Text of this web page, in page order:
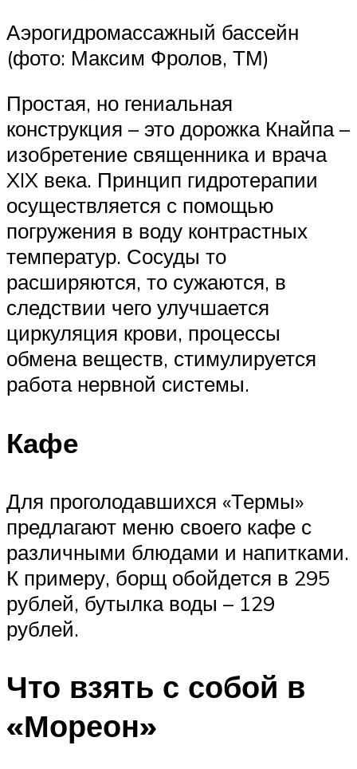
Аэрогидромассажный бассейн
(фото: Максим Фролов, ТМ)
Простая, но гениальная
конструкция – это дорожка Кнайпа –
изобретение священника и врача
XIX века. Принцип гидротерапии
осуществляется с помощью
погружения в воду контрастных
температур. Сосуды то
расширяются, то сужаются, в
следствии чего улучшается
циркуляция крови, процессы
обмена веществ, стимулируется
работа нервной системы.
Кафе
Для проголодавшихся «Термы»
предлагают меню своего кафе с
различными блюдами и напитками.
К примеру, борщ обойдется в 295
рублей, бутылка воды – 129
рублей.
Что взять с собой в
«Мореон»